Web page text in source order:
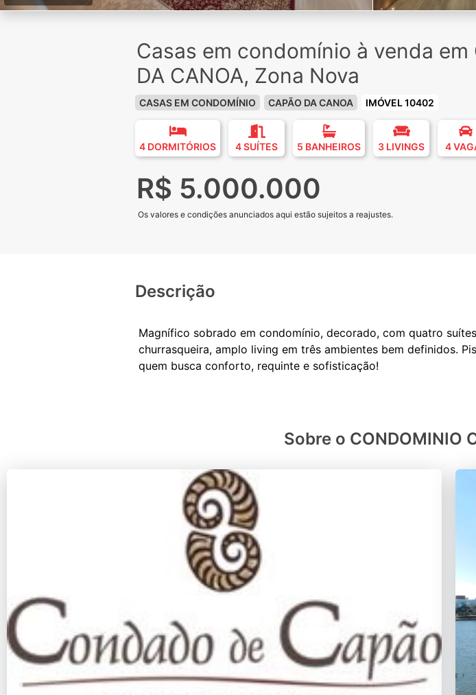
Casas em condomínio à venda em
DA CANOA, Zona Nova
CASAS EM CONDOMÍNIO CAPÃO DA CANOA IMÓVEL 10402
4 DORMITÓRIOS 4 SUÍTES 5 BANHEIROS 3 LIVINGS 4
R$ 5.000.000
Os valores e condições anunciados aqui estão sujeitos a reajustes.
Descrição
Magnífico sobrado em condomínio, decorado, com quatro
churrasqueira, amplo living em três ambientes bem definidos.
Sobre o CONDOMINIO